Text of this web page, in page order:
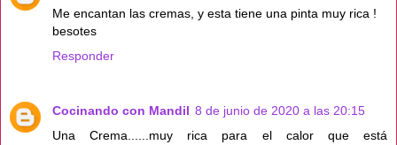
Me encantan las cremas, y esta tiene una pinta muy rica !
besotes
Responder
Cocinando con Mandil 8 de junio de 2020 a las 20:15
Una Crema......muy rica para el calor que está